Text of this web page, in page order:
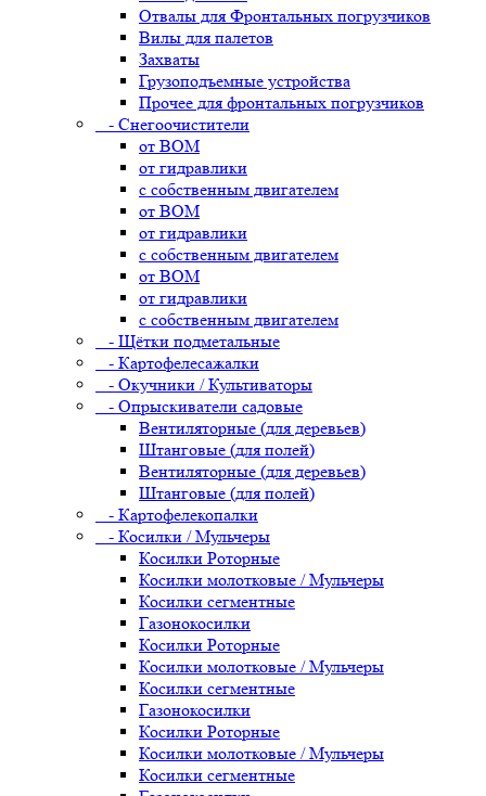
Отвалы для Фронтальных погрузчиков
Вилы для палетов
Захваты
Грузоподъемные устройства
Прочее для фронтальных погрузчиков
- Снегоочистители
от ВОМ
от гидравлики
с собственным двигателем
от ВОМ
от гидравлики
с собственным двигателем
от ВОМ
от гидравлики
с собственным двигателем
- Щётки подметальные
- Картофелесажалки
- Окучники / Культиваторы
- Опрыскиватели садовые
Вентиляторные (для деревьев)
Штанговые (для полей)
Вентиляторные (для деревьев)
Штанговые (для полей)
- Картофелекопалки
- Косилки / Мульчеры
Косилки Роторные
Косилки молотковые / Мульчеры
Косилки сегментные
Газонокосилки
Косилки Роторные
Косилки молотковые / Мульчеры
Косилки сегментные
Газонокосилки
Косилки Роторные
Косилки молотковые / Мульчеры
Косилки сегментные